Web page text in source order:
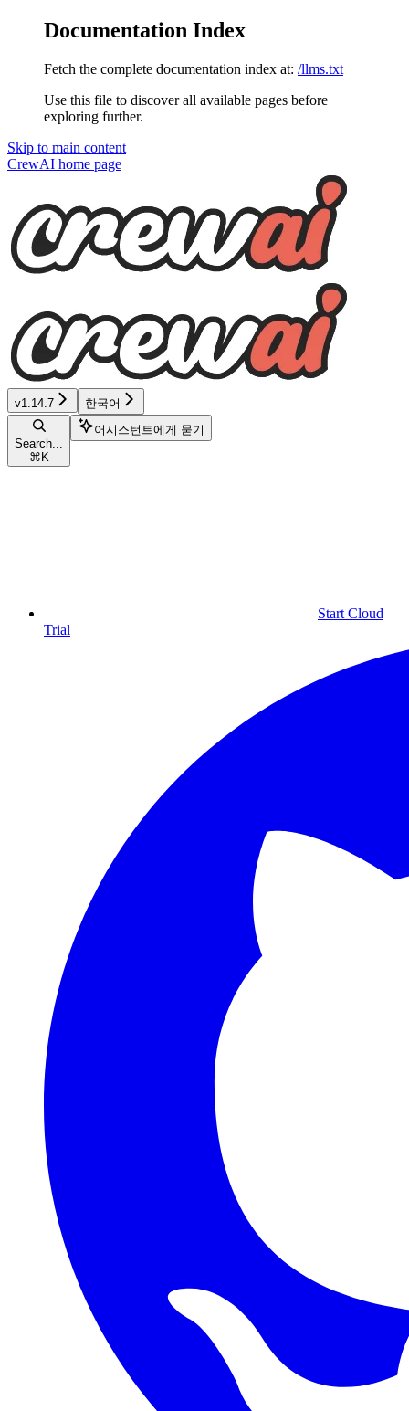
Documentation Index
Fetch the complete documentation index at: /llms.txt
Use this file to discover all available pages before
exploring further.
Skip to main content
CrewAI home page
v1.14.7 한국어
Search...
⌘ K
어시스턴트에게 묻기
Start Cloud
Trial